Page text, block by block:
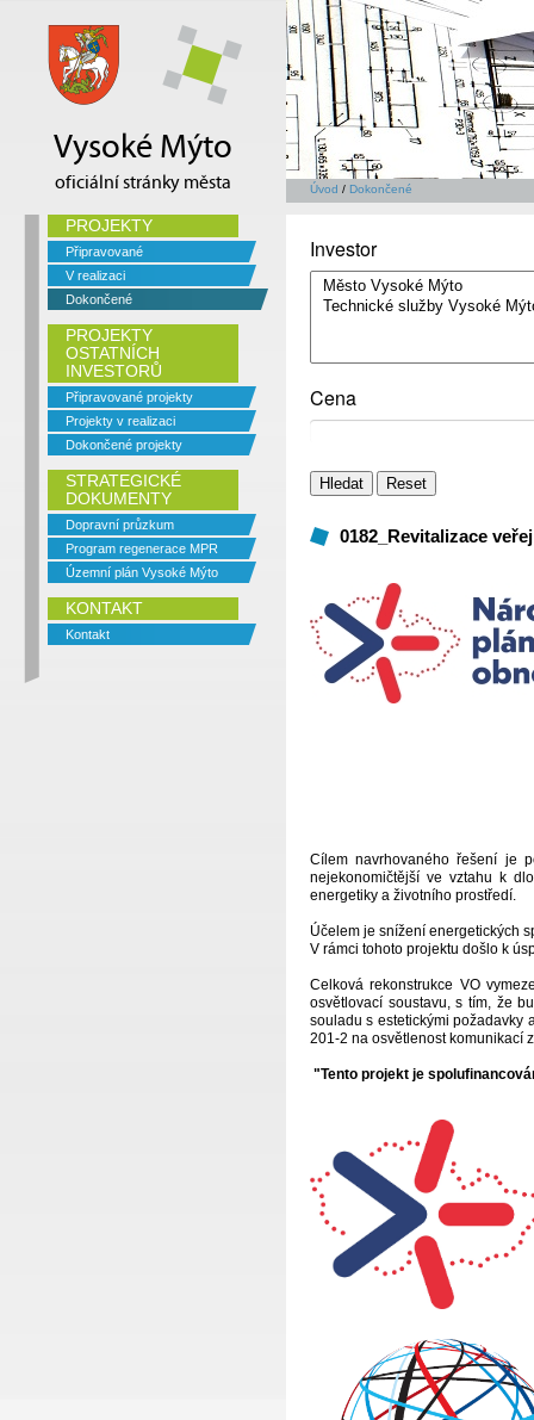
Vysoké Mýto
oficiální stránky města Úvod / Dokončené
PROJEKTY
Připravované
V realizaci
Dokončené
PROJEKTY
OSTATNÍCH
INVESTORŮ
Připravované projekty
Projekty v realizaci
Dokončené projekty
STRATEGICKÉ
DOKUMENTY
Dopravní průzkum
Program regenerace MPR
Územní plán Vysoké Mýto
KONTAKT
Kontakt
Investor
Cena
0182_Revitalizace
Cílem navrhovaného řešení je
nejekonomičtější ve vztahu k
energetiky a životního prostředí.
Účelem je snížení energetických
V rámci tohoto projektu došlo k
Celková rekonstrukce VO
osvětlovací soustavu, s tím, že
souladu s estetickými požadavky
201-2 na osvětlenost komunikací
"Tento projekt je